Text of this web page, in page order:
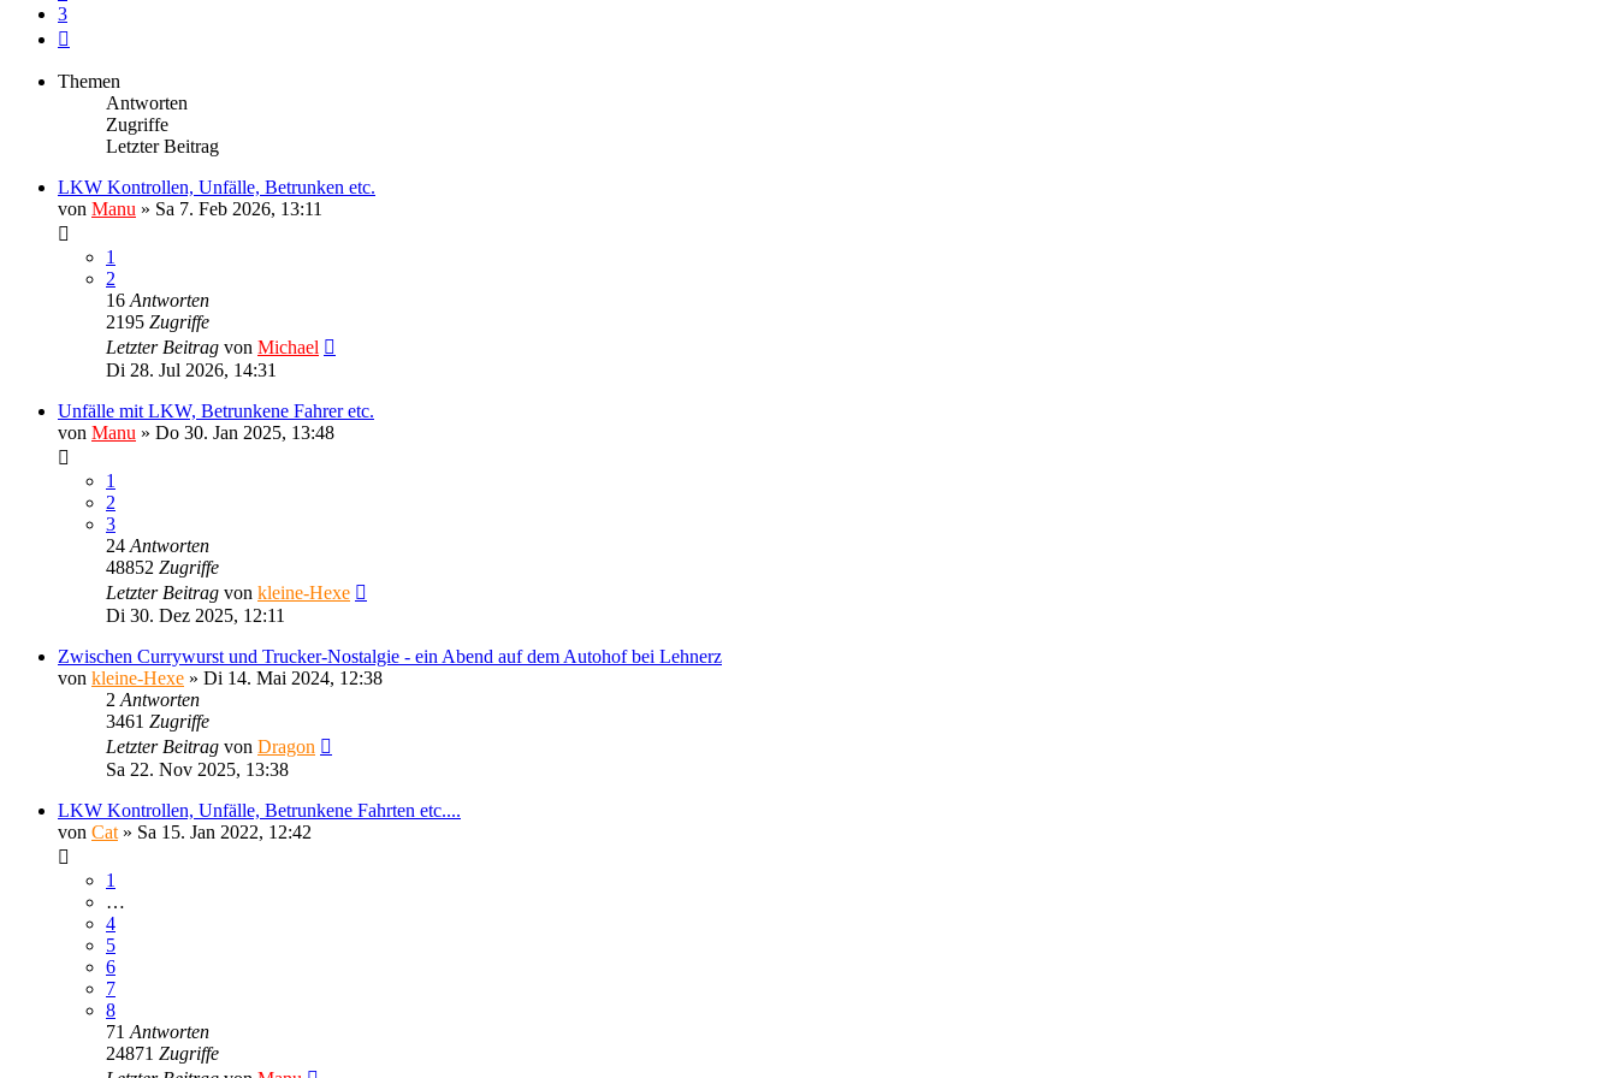
3
Themen
Antworten
Zugriffe
Letzter Beitrag
LKW Kontrollen, Unfälle, Betrunken etc.
von Manu » Sa 7. Feb 2026, 13:11
1
2
16 Antworten
2195 Zugriffe
Letzter Beitrag von Michael
Di 28. Jul 2026, 14:31
Unfälle mit LKW, Betrunkene Fahrer etc.
von Manu » Do 30. Jan 2025, 13:48
1
2
3
24 Antworten
48852 Zugriffe
Letzter Beitrag von kleine-Hexe
Di 30. Dez 2025, 12:11
Zwischen Currywurst und Trucker-Nostalgie - ein Abend auf dem Autohof bei Lehnerz
von kleine-Hexe » Di 14. Mai 2024, 12:38
2 Antworten
3461 Zugriffe
Letzter Beitrag von Dragon
Sa 22. Nov 2025, 13:38
LKW Kontrollen, Unfälle, Betrunkene Fahrten etc....
von Cat » Sa 15. Jan 2022, 12:42
1
…
4
5
6
7
8
71 Antworten
24871 Zugriffe